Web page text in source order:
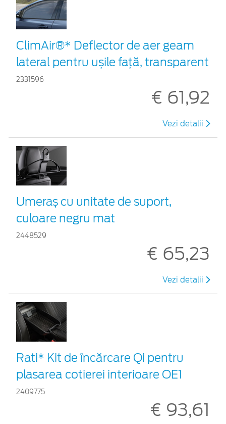
ClimAir®* Deflector de aer geam
lateral pentru ușile față, transparent
2331596
€ 61,92
Vezi detalii
Umeraș cu unitate de suport,
culoare negru mat
2448529
€ 65,23
Vezi detalii
Rati* Kit de încărcare Qi pentru
plasarea cotierei interioare OE1
2409775
€ 93,61